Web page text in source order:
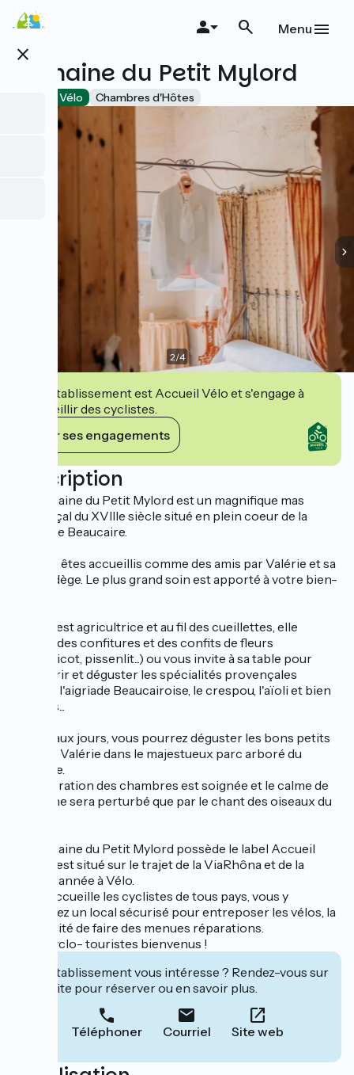
Aller
au
principal
close
Menu
Domaine du Petit Mylord
Accueil Vélo Chambres d'Hôtes
2/4
Cet établissement est Accueil Vélo et s'engage à
accueillir des cyclistes.
Voir ses engagements
Description
Le Domaine du Petit Mylord est un magnifique mas
provençal du XVIIIe siècle situé en plein coeur de la
plaine de Beaucaire.
Ici, vous êtes accueillis comme des amis par Valérie et sa
fille, Nadège. Le plus grand soin est apporté à votre bien-
Valérie est agricultrice et au fil des cueillettes, elle
cuisine des confitures et des confits de fleurs
(coquelicot, pissenlit...) ou vous invite à sa table pour
découvrir et déguster les spécialités provençales
comme l'aigriade Beaucairoise, le crespou, l'aïoli et bien
d'autres...
Aux beaux jours, vous pourrez déguster les bons petits
plats de Valérie dans le majestueux parc arboré du
domaine.
La décoration des chambres est soignée et le calme de
ce lieu ne sera perturbé que par le chant des oiseaux du
Le Domaine du Petit Mylord possède le label Accueil
Vélo et est situé sur le trajet de la ViaRhôna et de la
Méditérannée à Vélo.
Ici, on accueille les cyclistes de tous pays, vous y
trouverez un local sécurisé pour entreposer les vélos, la
possibilité de faire des menues réparations.
Amis cyclo- touristes bienvenus !
Cet établissement vous intéresse ? Rendez-vous sur
leur site pour réserver ou en savoir plus.
Téléphoner Courriel Site web